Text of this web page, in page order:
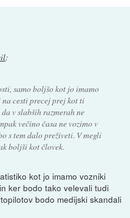
:
samo boljšo kot jo imamo
cesti precej prej kot ti
v slabših razmerah ne
večino časa ne vozimo v
s tem dalo preživeti. V megli
boljši kot človek.
kot jo imamo vozniki
ker bodo tako velevali tudi
bodo medijski skandali